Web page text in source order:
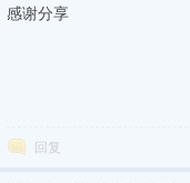
感谢分享
回复